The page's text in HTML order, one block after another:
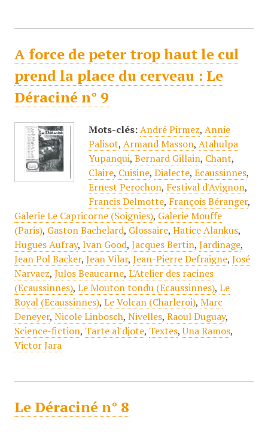
A force de peter trop haut le cul
prend la place du cerveau : Le
Déraciné n° 9
Mots-clés: André Pirmez, Annie
Palisot, Armand Masson, Atahulpa
Yupanqui, Bernard Gillain, Chant,
Claire, Cuisine, Dialecte, Ecaussinnes,
Ernest Perochon, Festival d'Avignon,
Francis Delmotte, François Béranger,
Galerie Le Capricorne (Soignies), Galerie Mouffe
(Paris), Gaston Bachelard, Glossaire, Hatice Alankus,
Hugues Aufray, Ivan Good, Jacques Bertin, Jardinage,
Jean Pol Backer, Jean Vilar, Jean-Pierre Defraigne, José
Narvaez, Julos Beaucarne, L'Atelier des racines
(Ecaussinnes), Le Mouton tondu (Ecaussinnes), Le
Royal (Ecaussinnes), Le Volcan (Charleroi), Marc
Deneyer, Nicole Linbosch, Nivelles, Raoul Duguay,
Science-fiction, Tarte al'djote, Textes,Una Ramos,
Victor Jara
Le Déraciné n° 8